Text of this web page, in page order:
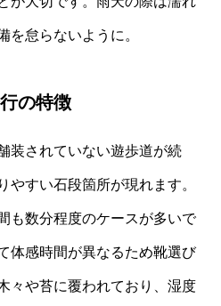
を怠らないように。
の特徴
装されていない遊歩道が続
やすい石段箇所が現れます。
も数分程度のケースが多いで
体感時間が異なるため靴選び
々や苔に覆われており、湿度